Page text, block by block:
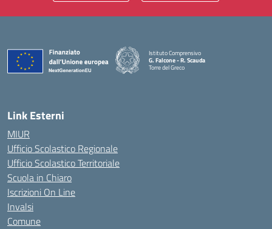
Istituto Comprensivo
G. Falcone - R. Scauda
Torre del Greco
Link Esterni
MIUR
Ufficio Scolastico Regionale
Ufficio Scolastico Territoriale
Scuola in Chiaro
Iscrizioni On Line
Invalsi
Comune